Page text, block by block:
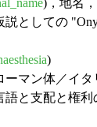
しての
)
マン体／イタ
と支配と権